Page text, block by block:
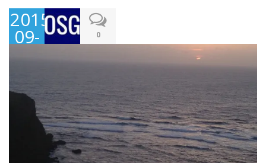
2015-
09-
29
0